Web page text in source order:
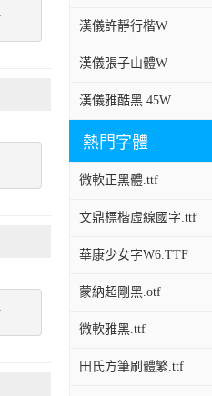
漢儀許靜行楷W
漢儀張子山體W
漢儀雅酷黑 45W
熱門字體
微軟正黑體.ttf
文鼎標楷虛線國字.ttf
華康少女字W6.TTF
蒙納超剛黑.otf
微軟雅黑.ttf
田氏方筆刷體繁.ttf